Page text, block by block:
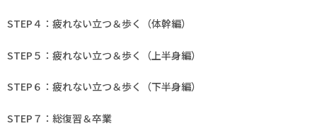
STEP４：疲れない立つ＆歩く（体幹編）
STEP５：疲れない立つ＆歩く（上半身編）
STEP６：疲れない立つ＆歩く（下半身編）
STEP７：総復習＆卒業